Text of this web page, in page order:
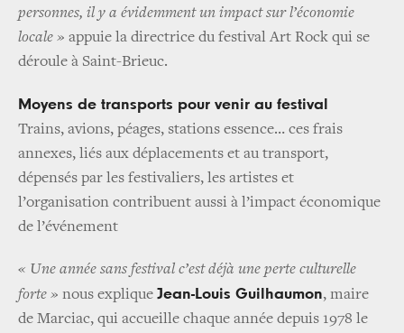
personnes, il y a évidemment un impact sur l’économie
locale » appuie la directrice du festival Art Rock qui se
déroule à Saint-Brieuc.
Moyens de transports pour venir au festival
Trains, avions, péages, stations essence… ces frais
annexes, liés aux déplacements et au transport,
dépensés par les festivaliers, les artistes et
l’organisation contribuent aussi à l’impact économique
de l’événement
« Une année sans festival c’est déjà une perte culturelle
forte » nous explique Jean-Louis Guilhaumon, maire
de Marciac, qui accueille chaque année depuis 1978 le